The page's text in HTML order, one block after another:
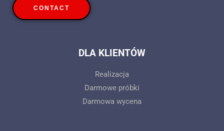
CONTACT
DLA KLIENTÓW
Realizacja
Darmowe próbki
Darmowa wycena